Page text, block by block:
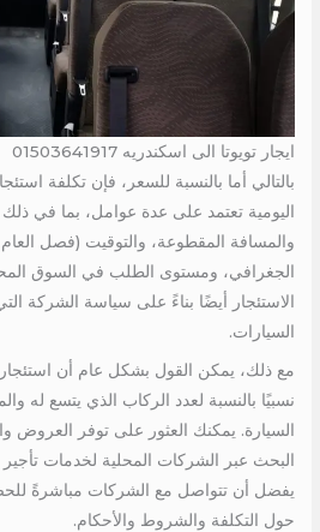
ايجار تويوتا الى اسكندريه 01503641917
بالتالي أما بالنسبة للسعر، فإن تكلفة
اليومية تعتمد على عدة عوامل، بما في ذلك
والمسافة المقطوعة، والتوقيت (فصل العام
الجغرافي، ومستوى الطلب في السوق
الاستئجار أيضًا بناءً على سياسة الشركة
السيارات.
مع ذلك، يمكن القول بشكل عام أن استئجار
نسبيًا بالنسبة لعدد الركاب الذي يتسع له
السيارة. يمكنك العثور على توفر العروض
البحث عبر الشركات المحلية لخدمات تأجير
يفضل أن تتواصل مع الشركات مباشرةً
حول التكلفة والشروط والأحكام.